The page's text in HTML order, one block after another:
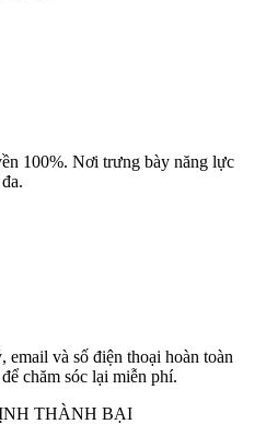
100%. Nơi trưng bày năng lực
email và số điện thoại hoàn toàn
chăm sóc lại miễn phí.
THÀNH BẠI